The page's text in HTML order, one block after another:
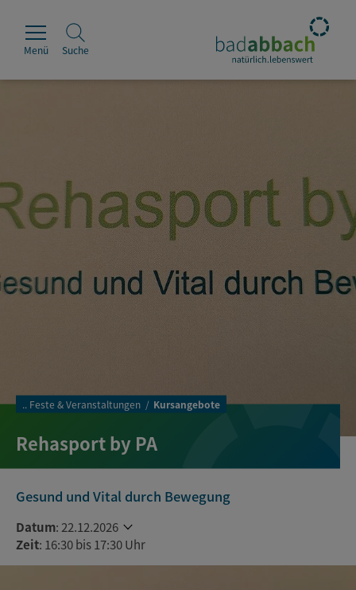
Leben & Wohnen
Wirtschaft & Handel
Menü Suche
.. Feste & Veranstaltungen Kursangebote
Rehasport by PA
Gesund und Vital durch Bewegung
Datum: 22.12.2026
Zeit: 16:30 bis 17:30 Uhr